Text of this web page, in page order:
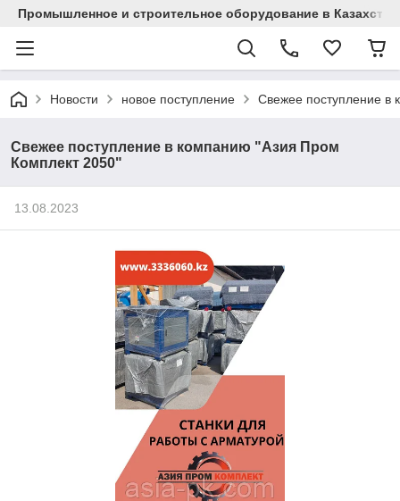
Промышленное и строительное оборудование в
Новости новое поступление Свежее поступление в
Свежее поступление в компанию "Азия Пром
Комплект 2050"
13.08.2023